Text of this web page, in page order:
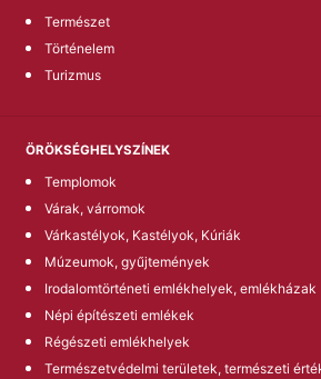
Természet
Történelem
Turizmus
ÖRÖKSÉGHELYSZÍNEK
Templomok
Várak, várromok
Várkastélyok, Kastélyok, Kúriák
Múzeumok, gyűjtemények
Irodalomtörténeti emlékhelyek, emlékházak
Népi építészeti emlékek
Régészeti emlékhelyek
Természetvédelmi területek, természeti